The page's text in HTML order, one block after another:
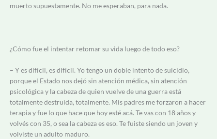
muerto supuestamente. No me esperaban, para nada.
¿Cómo fue el intentar retomar su vida luego de todo eso?
– Y es difícil, es difícil. Yo tengo un doble intento de suicidio,
porque el Estado nos dejó sin atención médica, sin atención
psicológica y la cabeza de quien vuelve de una guerra está
totalmente destruida, totalmente. Mis padres me forzaron a hacer
terapia y fue lo que hace que hoy esté acá. Te vas con 18 años y
volvés con 35, o sea la cabeza es eso. Te fuiste siendo un joven y
volviste un adulto maduro.